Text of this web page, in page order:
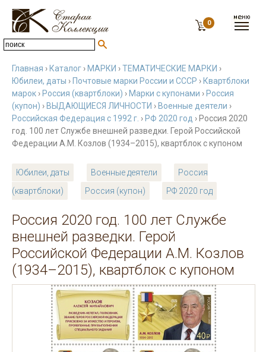
0
Главная › Каталог › МАРКИ ›ТЕМАТИЧЕСКИЕ МАРКИ ›
Юбилеи, даты › Почтовые марки России и СССР › Квартблоки
марок › Россия (квартблоки) › Марки с купонами › Россия
(купон) › ВЫДАЮЩИЕСЯ ЛИЧНОСТИ › Военные деятели ›
Российская Федерация с 1992 г. › РФ 2020 год › Россия 2020
год. 100 лет Службе внешней разведки. Герой Российской
Федерации А.М. Козлов (1934–2015), квартблок с купоном
Юбилеи, даты Военные деятели
Россия
(квартблоки)
Россия (купон) РФ 2020 год
Россия 2020 год. 100 лет Службе
внешней разведки. Герой
Российской Федерации А.М. Козлов
(1934–2015), квартблок с купоном